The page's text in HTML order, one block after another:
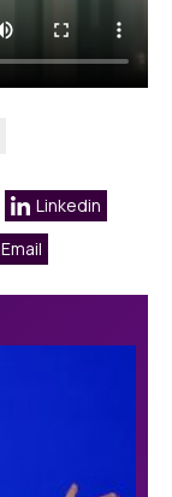
Linkedin
Email